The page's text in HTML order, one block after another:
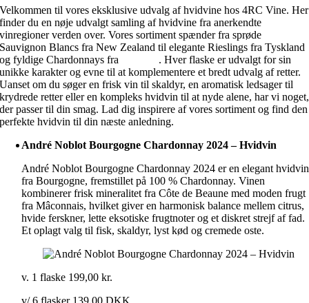
Velkommen til vores eksklusive udvalg af hvidvine hos 4RC Vine. Her
finder du en nøje udvalgt samling af hvidvine fra anerkendte
vinregioner verden over. Vores sortiment spænder fra sprøde
Sauvignon Blancs fra New Zealand til elegante Rieslings fra Tyskland
og fyldige Chardonnays fra
. Hver flaske er udvalgt for sin
unikke karakter og evne til at komplementere et bredt udvalg af retter.
Uanset om du søger en frisk vin til skaldyr, en aromatisk ledsager til
krydrede retter eller en kompleks hvidvin til at nyde alene, har vi noget,
der passer til din smag. Lad dig inspirere af vores sortiment og find den
perfekte hvidvin til din næste anledning.
André Noblot Bourgogne Chardonnay 2024 – Hvidvin
André Noblot Bourgogne Chardonnay 2024 er en elegant hvidvin
fra Bourgogne, fremstillet på 100 % Chardonnay. Vinen
kombinerer frisk mineralitet fra Côte de Beaune med moden frugt
fra Mâconnais, hvilket giver en harmonisk balance mellem citrus,
hvide ferskner, lette eksotiske frugtnoter og et diskret strejf af fad.
Et oplagt valg til fisk, skaldyr, lyst kød og cremede oste.
v. 1 flaske 199,00kr.
v/ 6 flasker 139,00 DKK